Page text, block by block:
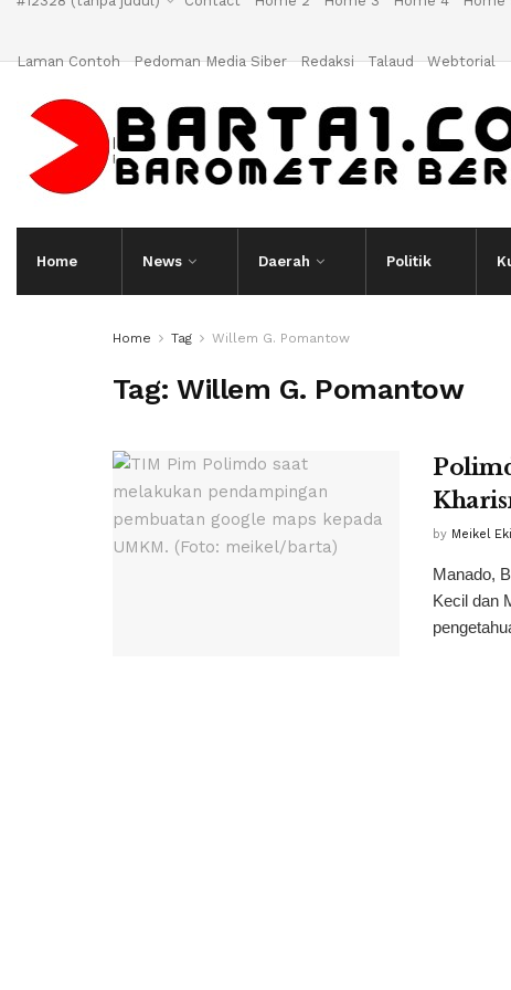
Laman Contoh Pedoman Media Siber Redaksi Talaud Webtorial
Home News Daerah Politik
Home Tag Willem G. Pomantow
Tag:Willem G. Pomantow
by Meikel
Manado,
Kecil dan